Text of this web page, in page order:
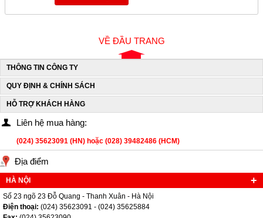
VỀ ĐẦU TRANG
THÔNG TIN CÔNG TY
QUY ĐỊNH & CHÍNH SÁCH
HỖ TRỢ KHÁCH HÀNG
Liên hệ mua hàng:
(024) 35623091 (HN) hoặc (028) 39482486 (HCM)
Địa điểm
HÀ NỘI
Số 23 ngõ 23 Đỗ Quang - Thanh Xuân - Hà Nội
Điện thoại: (024) 35623091 - (024) 35625884